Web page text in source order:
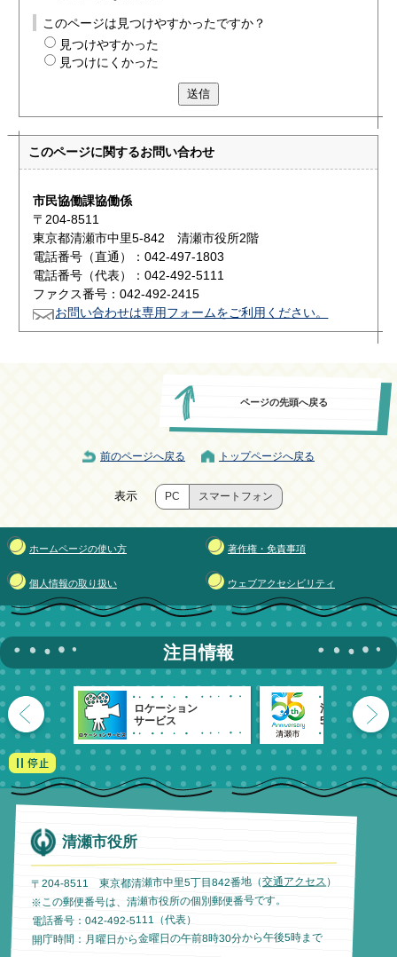
このページは見つけやすかったですか？
見つけやすかった
見つけにくかった
送信
このページに関するお問い合わせ
市民協働課協働係
〒204-8511
東京都清瀬市中里5-842 清瀬市役所2階
電話番号（直通）：042-497-1803
電話番号（代表）：042-492-5111
ファクス番号：042-492-2415
お問い合わせは専用フォームをご利用ください。
ページの先頭へ戻る
前のページへ戻る トップページへ戻る
表示 PC スマートフォン
ホームページの使い方 著作権・免責事項
個人情報の取り扱い ウェブアクセシビリティ
注目情報
ロケーション
サービス
清瀬市
55周年記念
清瀬市役所
〒204-8511 東京都清瀬市中里5丁目842番地（交通アクセス ）
※この郵便番号は、清瀬市役所の個別郵便番号です。
電話番号：042-492-5111（代表）
開庁時間：月曜日から金曜日の午前8時30分から午後5時まで